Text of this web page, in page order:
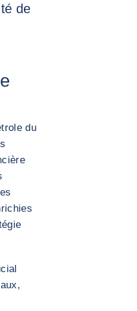
de
du